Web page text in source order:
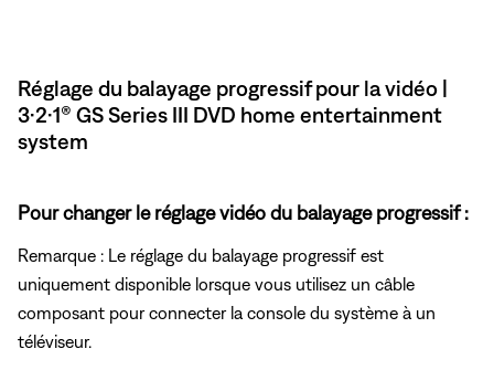
Réglage du balayage progressif pour la vidéo |
3·2·1® GS Series III DVD home entertainment
system
Pour changer le réglage vidéo du balayage progressif :
Remarque : Le réglage du balayage progressif est
uniquement disponible lorsque vous utilisez un câble
composant pour connecter la console du système à un
téléviseur.